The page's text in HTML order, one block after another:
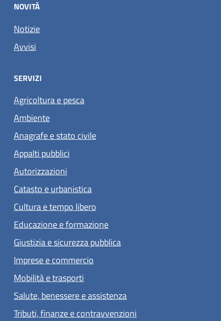
NOVITÀ
Notizie
Avvisi
SERVIZI
Agricoltura e pesca
Ambiente
Anagrafe e stato civile
Appalti pubblici
Autorizzazioni
Catasto e urbanistica
Cultura e tempo libero
Educazione e formazione
Giustizia e sicurezza pubblica
Imprese e commercio
Mobilità e trasporti
Salute, benessere e assistenza
Tributi, finanze e contravvenzioni